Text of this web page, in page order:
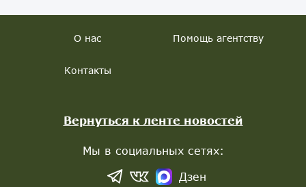
О нас Помощь агентству
Контакты
Вернуться к ленте новостей
Мы в социальных сетях:
Дзен